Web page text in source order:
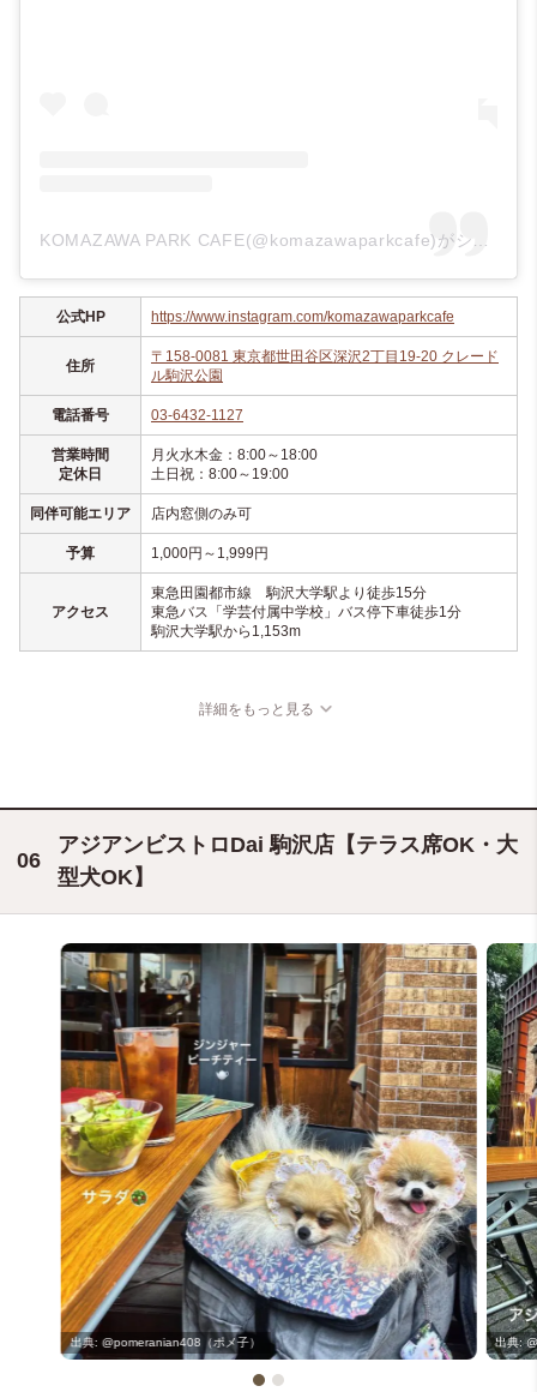
公式HP https://www.instagram.com/komazawaparkcafe
住所
〒158-0081 東京都世田谷区深沢2丁目19-20 クレード
ル駒沢公園
電話番号 03-6432-1127
営業時間
定休日
月火水木金：8:00～18:00
土日祝：8:00～19:00
同伴可能エリア 店内窓側のみ可
予算 1,000円～1,999円
アクセス
東急田園都市線 駒沢大学駅より徒歩15分
東急バス「学芸付属中学校」バス停下車徒歩1分
駒沢大学駅から1,153m
詳細をもっと見る
アジアンビストロDai 駒沢店【テラス席OK・大
型犬OK】
@pomeranian408（ポメ子）